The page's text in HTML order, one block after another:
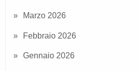
Marzo 2026
Febbraio 2026
Gennaio 2026